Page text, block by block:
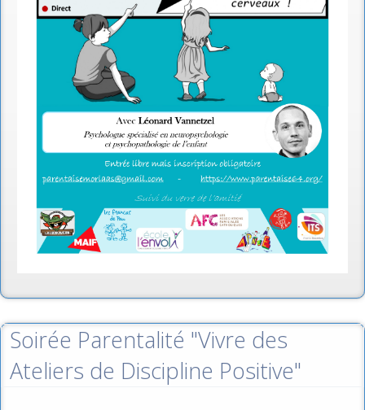
Soirée Parentalité "Vivre des
Ateliers de Discipline Positive"